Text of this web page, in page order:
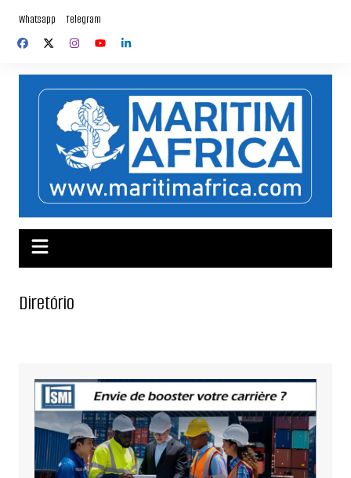
content
Whatsapp Telegram
Diretório